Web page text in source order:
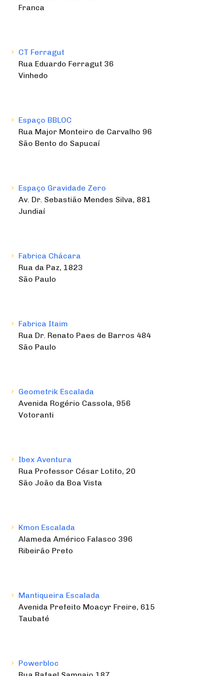
Franca
CT Ferragut
Rua Eduardo Ferragut 36
Vinhedo
Espaço BBLOC
Rua Major Monteiro de Carvalho 96
São Bento do Sapucaí
Espaço Gravidade Zero
Av. Dr. Sebastião Mendes Silva, 881
Jundiaí
Fabrica Chácara
Rua da Paz, 1823
São Paulo
Fabrica Itaim
Rua Dr. Renato Paes de Barros 484
São Paulo
Geometrik Escalada
Avenida Rogério Cassola, 956
Votoranti
Ibex Aventura
Rua Professor César Lotito, 20
São João da Boa Vista
Kmon Escalada
Alameda Américo Falasco 396
Ribeirão Preto
Mantiqueira Escalada
Avenida Prefeito Moacyr Freire, 615
Taubaté
Powerbloc